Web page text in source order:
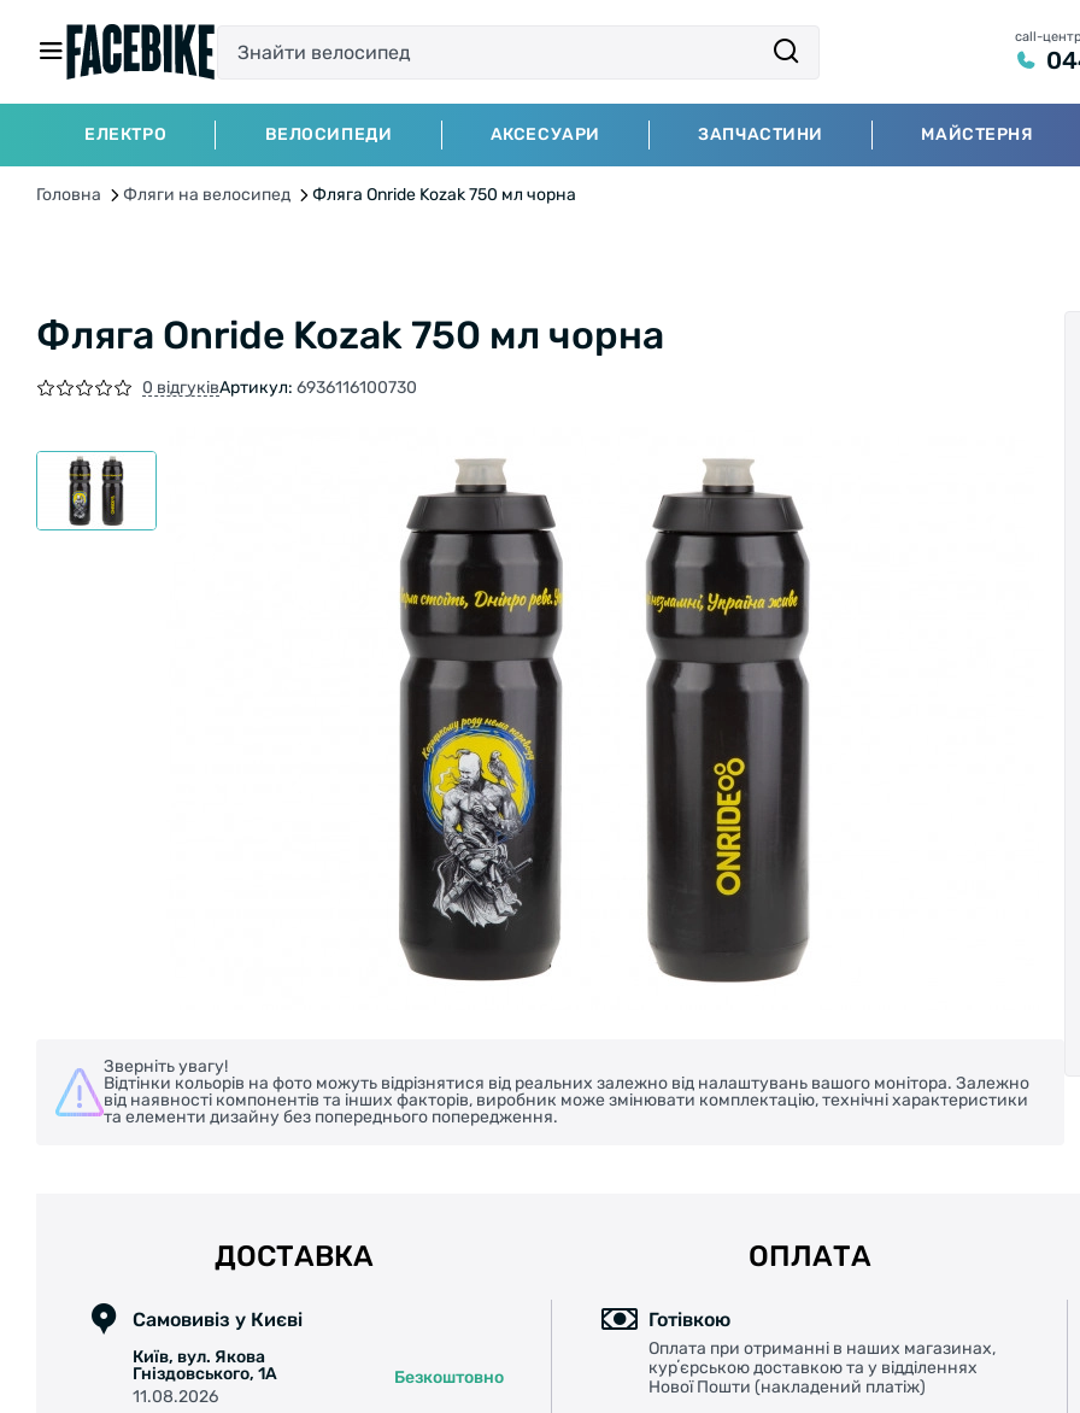
call-
ЕЛЕКТРО ВЕЛОСИПЕДИ АКСЕСУАРИ ЗАПЧАСТИНИ МАЙСТЕРНЯ
Головна Фляги на велосипед Фляга Onride Kozak 750 мл чорна
Фляга Onride Kozak 750 мл чорна
0 відгуківАртикул: 6936116100730
Зверніть увагу!
Відтінки кольорів на фото можуть відрізнятися від реальних залежно від налаштувань вашого монітора. Залежно
від наявності компонентів та інших факторів, виробник може змінювати комплектацію, технічні характеристики
та елементи дизайну без попереднього попередження.
ДОСТАВКА
Самовивіз у Києві
Київ, вул. Якова
Гніздовського, 1А
11.08.2026
Безкоштовно
ОПЛАТА
Готівкою
Оплата при отриманні в наших магазинах,
курʼєрською доставкою та у відділеннях
Нової Пошти (накладений платіж)